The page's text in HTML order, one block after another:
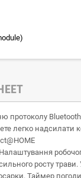
легко надсилати
росту трави.
Таймер погоди